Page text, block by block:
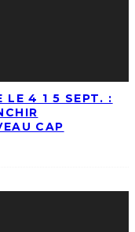
LE 4 1 5 SEPT. :
CAP